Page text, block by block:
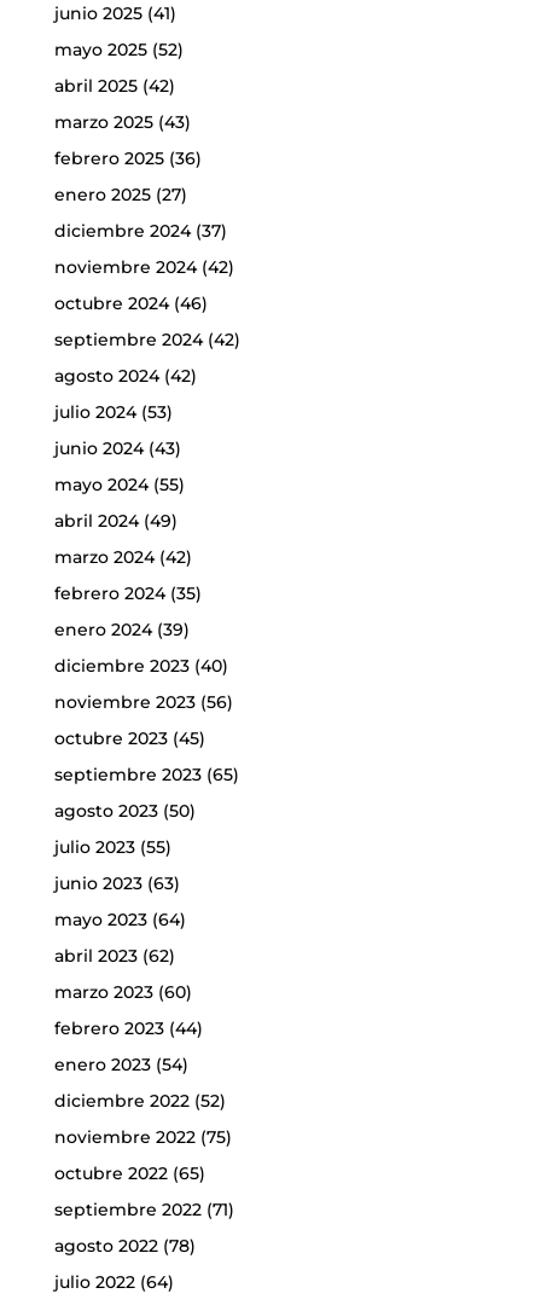
junio 2025(41)
mayo 2025(52)
abril 2025(42)
marzo 2025(43)
febrero 2025(36)
enero 2025(27)
diciembre 2024(37)
noviembre 2024(42)
octubre 2024(46)
septiembre 2024(42)
agosto 2024(42)
julio 2024(53)
junio 2024(43)
mayo 2024(55)
abril 2024(49)
marzo 2024(42)
febrero 2024(35)
enero 2024(39)
diciembre 2023(40)
noviembre 2023(56)
octubre 2023(45)
septiembre 2023(65)
agosto 2023(50)
julio 2023(55)
junio 2023(63)
mayo 2023(64)
abril 2023(62)
marzo 2023(60)
febrero 2023(44)
enero 2023(54)
diciembre 2022(52)
noviembre 2022(75)
octubre 2022(65)
septiembre 2022(71)
agosto 2022(78)
julio 2022(64)